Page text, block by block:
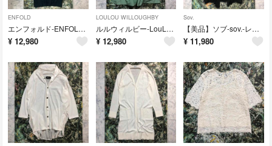
ENFOLD
エンフォルド-ENFOLD-Vネックノースリーブ ロングワンピース
¥ 12,980
LOULOU WILLOUGHBY
ルルウィルビー-LouLou Willoughby-ノースリーブワンピース
¥ 12,980
Sov.
【美品】ソブ-sov.-レイヤードデザインワンピース
¥ 11,980